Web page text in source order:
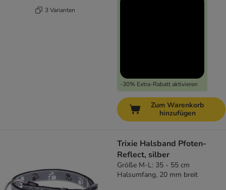
3 Varianten
-30% Extra-Rabatt aktivieren
Zum Warenkorb
hinzufügen
Trixie Halsband Pfoten-
Reflect, silber
Größe M-L: 35 - 55 cm
Halsumfang, 20 mm breit